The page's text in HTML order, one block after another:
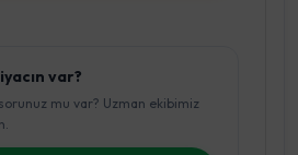
var?
mu var? Uzman ekibimiz